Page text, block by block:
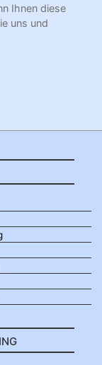
Ihnen diese
uns und